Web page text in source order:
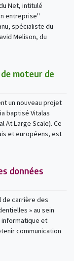
Net, intitulé
entreprise"
spécialiste du
Melison, du
moteur de
un nouveau projet
baptisé Vitalas
At Large Scale). Ce
et européens, est
données
de carrière des
» au sein
informatique et
communication